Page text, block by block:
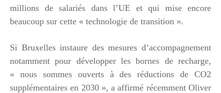
millions de salariés dans l’UE et qui mise encore
beaucoup sur cette « technologie de transition ».
Si Bruxelles instaure des mesures d’accompagnement
notamment pour développer les bornes de recharge,
« nous sommes ouverts à des réductions de CO2
supplémentaires en 2030 », a affirmé récemment Oliver